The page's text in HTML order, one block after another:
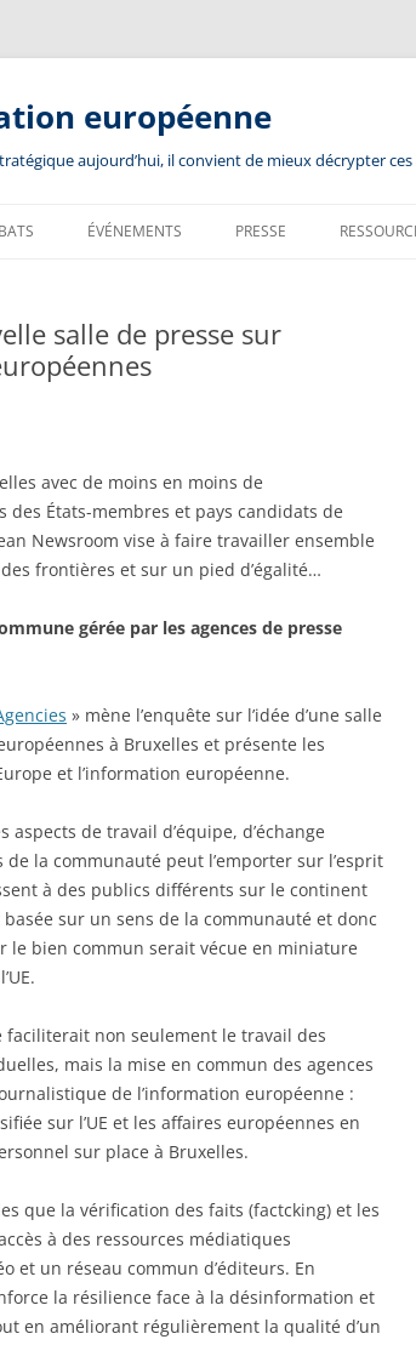
européenne
aujourd’hui, il convient de mieux décrypter ces
ÉVÉNEMENTS PRESSE
salle de presse sur
avec de moins en moins de
des États-membres et pays candidats de
Newsroom vise à faire travailler ensemble
frontières et sur un pied d’égalité…
gérée par les agences de presse
» mène l’enquête sur l’idée d’une salle
à Bruxelles et présente les
et l’information européenne.
aspects de travail d’équipe, d’échange
la communauté peut l’emporter sur l’esprit
à des publics différents sur le continent
sur un sens de la communauté et donc
le bien commun serait vécue en miniature
faciliterait non seulement le travail des
mais la mise en commun des agences
de l’information européenne :
sur l’UE et les affaires européennes en
sur place à Bruxelles.
que la vérification des faits (factcking) et les
à des ressources médiatiques
et un réseau commun d’éditeurs. En
la résilience face à la désinformation et
en améliorant régulièrement la qualité d’un